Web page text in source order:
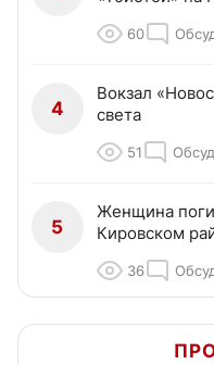
60
4
Вокзал
света
51
5
Женщина
Кировском
36